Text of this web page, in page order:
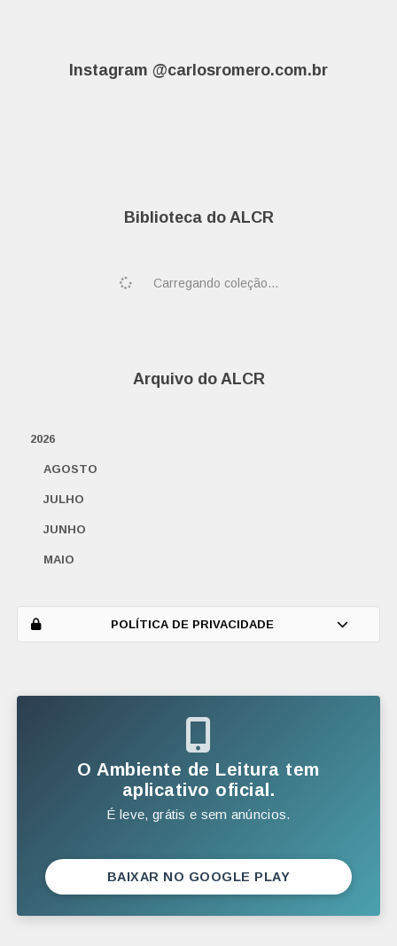
Instagram @carlosromero.com.br
Biblioteca do ALCR
Carregando coleção...
Arquivo do ALCR
2026
AGOSTO
JULHO
JUNHO
MAIO
AGOSTO
POLÍTICA DE PRIVACIDADE
O Ambiente de Leitura tem
aplicativo oficial.
É leve, grátis e sem anúncios.
BAIXAR NO GOOGLE PLAY